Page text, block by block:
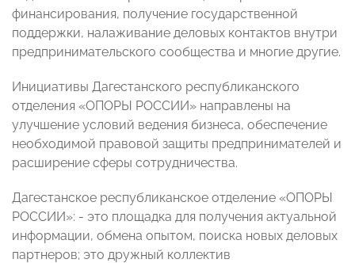
финансирования, получение государственной
поддержки, налаживание деловых контактов внутри
предпринимательского сообщества и многие другие.
Инициативы Дагестанского республиканского
отделения «ОПОРЫ РОССИИ» направлены на
улучшение условий ведения бизнеса, обеспечение
необходимой правовой защиты предпринимателей и
расширение сферы сотрудничества.
Дагестанское республиканское отделение «ОПОРЫ
РОССИИ»: - это площадка для получения актуальной
информации, обмена опытом, поиска новых деловых
партнеров; это дружный коллектив